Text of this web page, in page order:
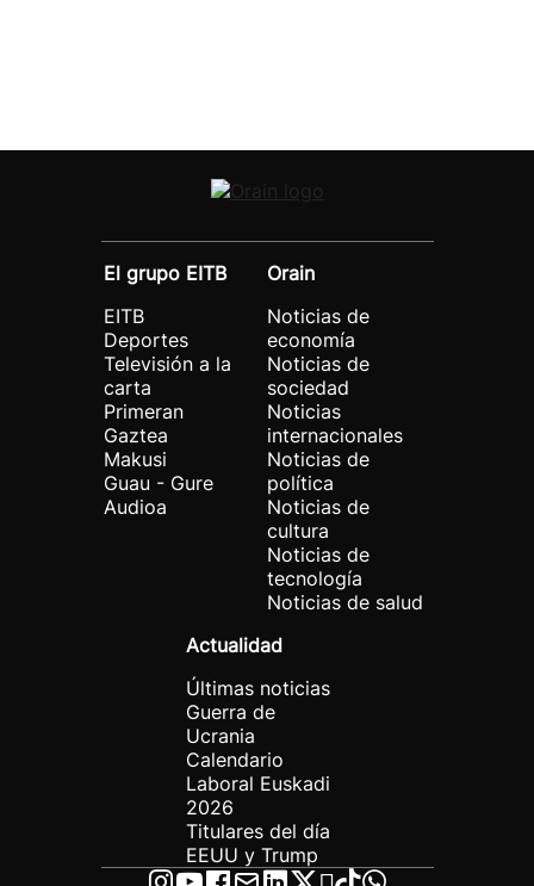
El grupo EITB
EITB
Deportes
Televisión a la
carta
Primeran
Gaztea
Makusi
Guau - Gure
Audioa
Orain
Noticias de
economía
Noticias de
sociedad
Noticias
internacionales
Noticias de
política
Noticias de
cultura
Noticias de
tecnología
Noticias de salud
Actualidad
Últimas noticias
Guerra de
Ucrania
Calendario
Laboral Euskadi
2026
Titulares del día
EEUU y Trump